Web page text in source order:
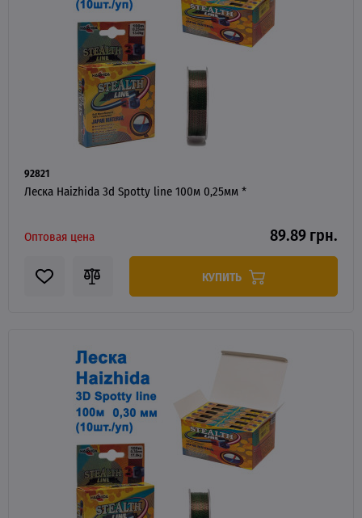
92821
Леска Haizhida 3d Spotty line 100м 0,25мм *
Оптовая цена 89.89 грн.
КУПИТЬ